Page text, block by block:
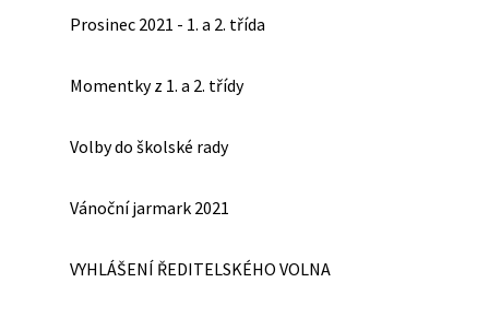
Prosinec 2021 - 1. a 2. třída
Momentky z 1. a 2. třídy
Volby do školské rady
Vánoční jarmark 2021
VYHLÁŠENÍ ŘEDITELSKÉHO VOLNA